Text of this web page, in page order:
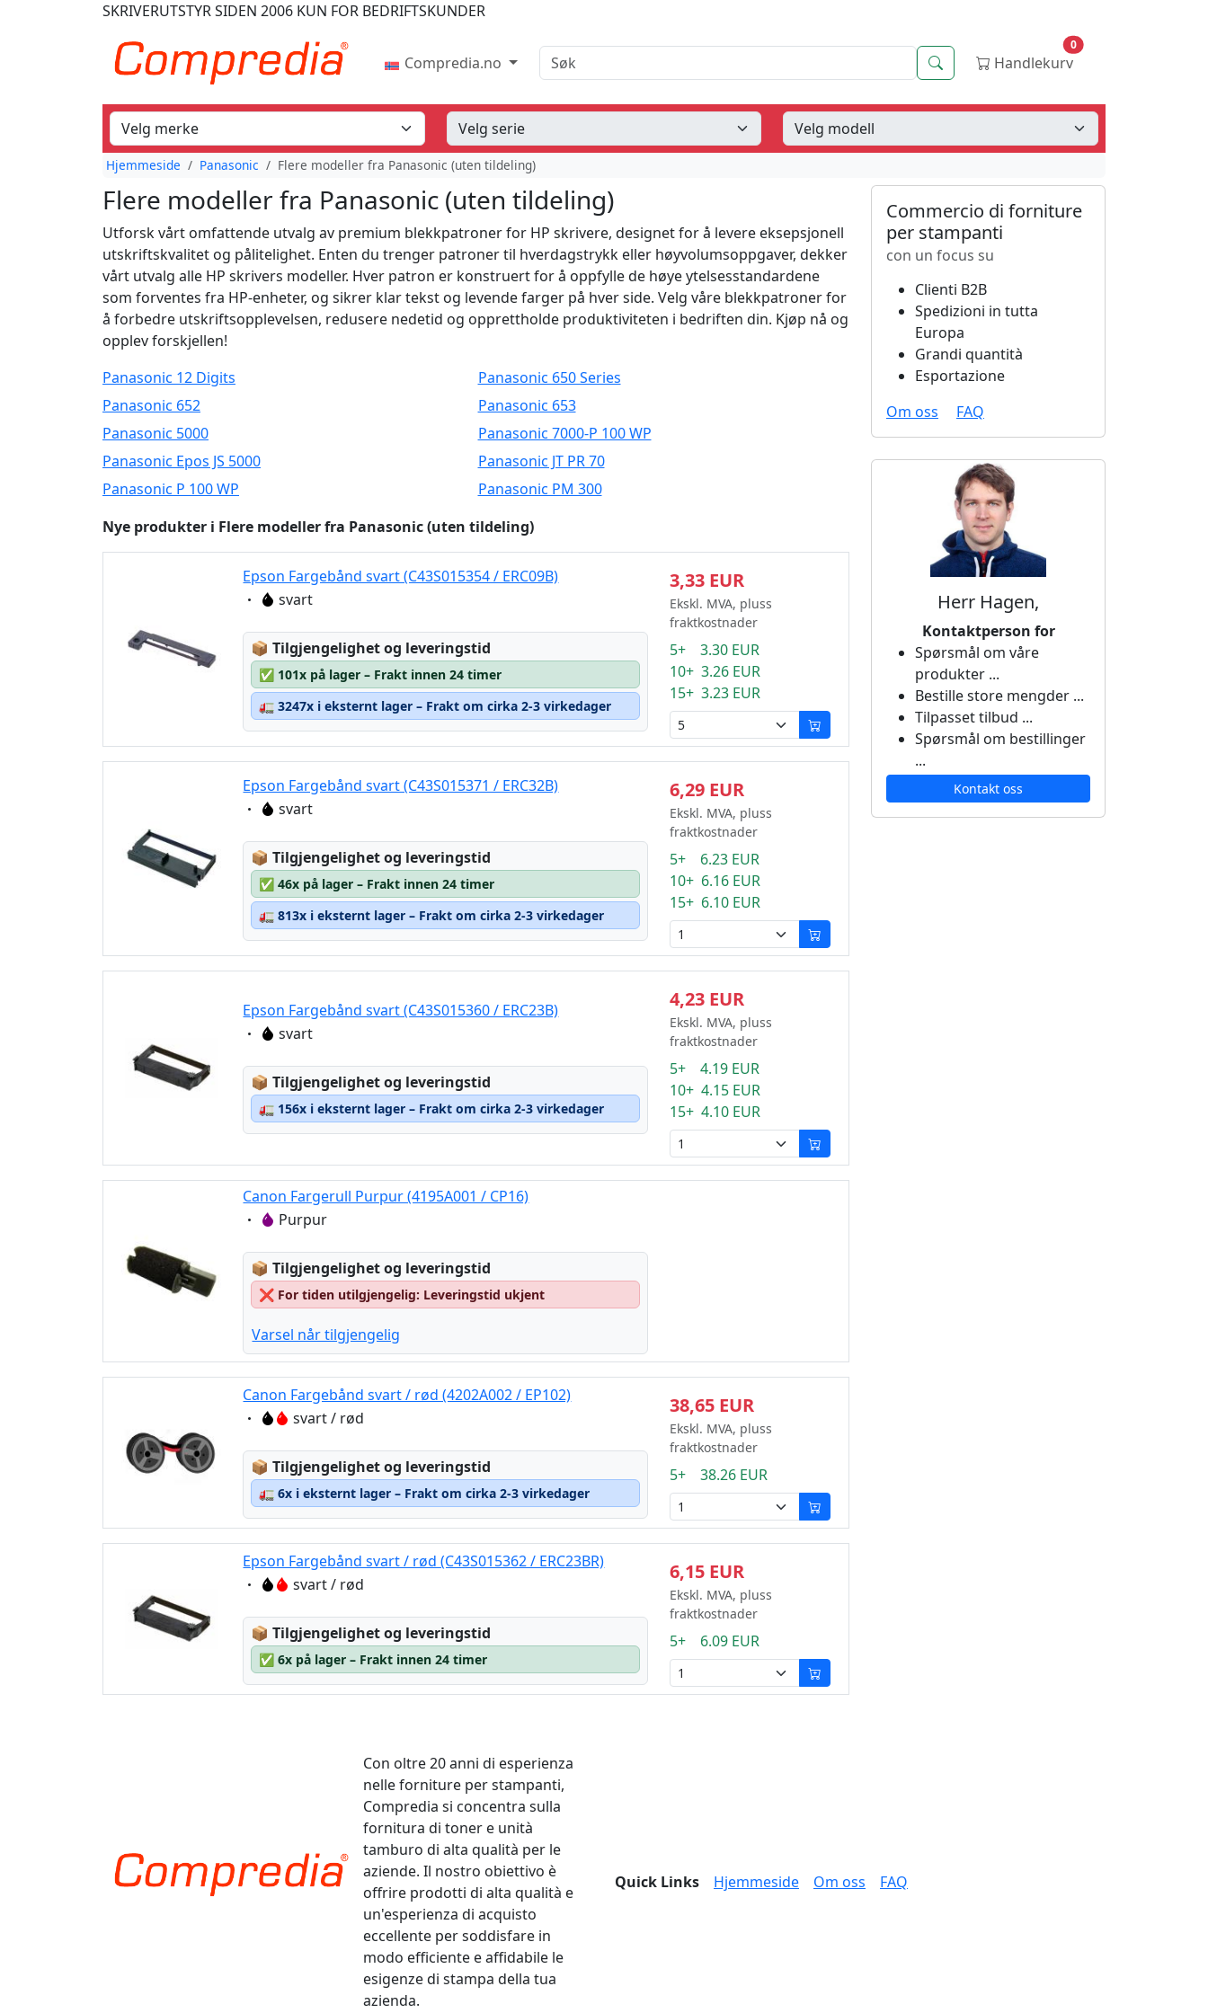
SKRIVERUTSTYRSIDEN 2006 KUN FOR BEDRIFTSKUNDER
Compredia.no Søk Handlekurv
0
Hjemmeside Panasonic Flere modeller fra Panasonic (uten tildeling)
Flere modeller fra Panasonic (uten tildeling)
Utforsk vårt omfattende utvalg av premium blekkpatroner for HP skrivere, designet for å levere eksepsjonell
utskriftskvalitet og pålitelighet. Enten du trenger patroner til hverdagstrykk eller høyvolumsoppgaver, dekker
vårt utvalg alle HP skrivers modeller. Hver patron er konstruert for å oppfylle de høye ytelsesstandardene
som forventes fra HP-enheter, og sikrer klar tekst og levende farger på hver side. Velg våre blekkpatroner for
å forbedre utskriftsopplevelsen, redusere nedetid og opprettholde produktiviteten i bedriften din. Kjøp nå og
opplev forskjellen!
Panasonic 12 Digits
Panasonic 650 Series
Panasonic 652
Panasonic 653
Panasonic 5000
Panasonic 7000-P 100 WP
Panasonic Epos JS 5000
Panasonic JT PR 70
Panasonic P 100 WP
Panasonic PM 300
Nye produkter i Flere modeller fra Panasonic (uten tildeling)
Epson Fargebånd svart (C43S015354 / ERC09B)
Eigenschaft:
svart
📦Lagerstatus:
Tilgjengelighet og leveringstid
✅ 101x på lager – Frakt innen 24 timer
🚛 3247x i eksternt lager – Frakt om cirka 2-3 virkedager
3,33 EUR
Ekskl. MVA, pluss
fraktkostnader
5+ 3.30 EUR
10+ 3.26 EUR
15+ 3.23 EUR
Epson Fargebånd svart (C43S015371 / ERC32B)
Eigenschaft:
svart
📦Lagerstatus:
Tilgjengelighet og leveringstid
✅ 46x på lager – Frakt innen 24 timer
🚛 813x i eksternt lager – Frakt om cirka 2-3 virkedager
6,29 EUR
Ekskl. MVA, pluss
fraktkostnader
5+ 6.23 EUR
10+ 6.16 EUR
15+ 6.10 EUR
Epson Fargebånd svart (C43S015360 / ERC23B)
Eigenschaft:
svart
📦Lagerstatus:
Tilgjengelighet og leveringstid
🚛 156x i eksternt lager – Frakt om cirka 2-3 virkedager
4,23 EUR
Ekskl. MVA, pluss
fraktkostnader
5+ 4.19 EUR
10+ 4.15 EUR
15+ 4.10 EUR
Canon Fargerull Purpur (4195A001 / CP16)
Eigenschaft:
Purpur
📦Lagerstatus:
Tilgjengelighet og leveringstid
❌ For tiden utilgjengelig: Leveringstid ukjent
Varsel når tilgjengelig
Canon Fargebånd svart / rød (4202A002 / EP102)
Eigenschaft:svart / rød
📦Lagerstatus:
Tilgjengelighet og leveringstid
🚛 6x i eksternt lager – Frakt om cirka 2-3 virkedager
38,65 EUR
Ekskl. MVA, pluss
fraktkostnader
5+ 38.26 EUR
Epson Fargebånd svart / rød (C43S015362 / ERC23BR)
Eigenschaft:svart / rød
📦Lagerstatus:
Tilgjengelighet og leveringstid
✅ 6x på lager – Frakt innen 24 timer
6,15 EUR
Ekskl. MVA, pluss
fraktkostnader
5+ 6.09 EUR
Commercio di forniture
per stampanti
con un focus su
Clienti B2B
Spedizioni in tutta
Europa
Grandi quantità
Esportazione
Om oss
FAQ
Herr Hagen,
Kontaktperson for
Spørsmål om våre
produkter ...
Bestille store mengder ...
Tilpasset tilbud ...
Spørsmål om bestillinger
...
Kontakt oss
Con oltre 20 anni di esperienza
nelle forniture per stampanti,
Compredia si concentra sulla
fornitura di toner e unità
tamburo di alta qualità per le
aziende. Il nostro obiettivo è
offrire prodotti di alta qualità e
un'esperienza di acquisto
eccellente per soddisfare in
modo efficiente e affidabile le
esigenze di stampa della tua
azienda.
Quick Links Hjemmeside Om oss FAQ